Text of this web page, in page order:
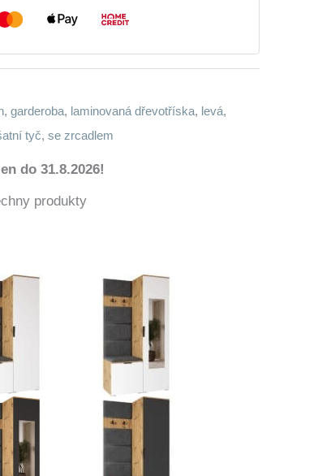
, garderoba, laminovaná dřevotříska, levá,
tyč, se zrcadlem
do 31.8.2026!
produkty